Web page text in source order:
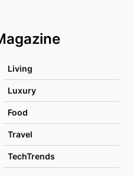
Living
Luxury
Food
Travel
TechTrends